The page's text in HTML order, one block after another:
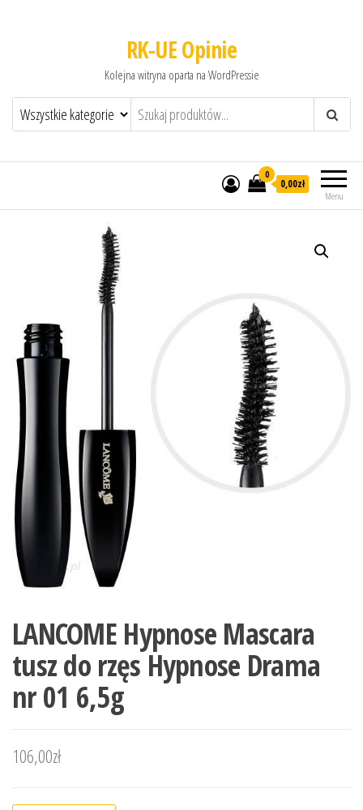
RK-UE Opinie
Kolejna witryna oparta na WordPressie
Menu
0
0,00zł
LANCOME Hypnose Mascara
tusz do rzęs Hypnose Drama
nr 01 6,5g
106,00zł